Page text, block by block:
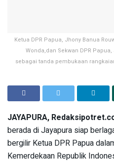
Ketua DPR Papua, Jhony Banua
Wonda,dan Sekwan DPR
sebagai tanda pembukaan
JAYAPURA,
berada di Jayapura siap
bergilir Ketua DPR Papua
Kemerdekaan Republik